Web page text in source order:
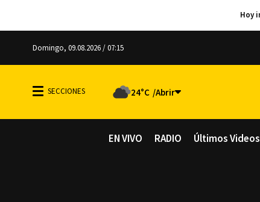
Domingo, 09.08.2026 / 07:15
24°C
EN VIVO RADIO Últimos Videos